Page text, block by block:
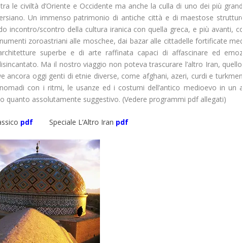
le civiltà d’Oriente e Occidente ma anche la culla di uno dei più
Un immenso patrimonio di antiche città e di maestose
incontro/scontro della cultura iranica con quella greca, e più avanti,
zoroastriani alle moschee, dai bazar alle cittadelle fortificate
superbe e di arte raffinata capaci di affascinare ed
Ma il nostro viaggio non poteva trascurare l’altro Iran,
ancora oggi genti di etnie diverse, come afghani, azeri, curdi e
con i ritmi, le usanze ed i costumi dell’antico medioevo in un
quanto assolutamente suggestivo. (Vedere programmi pdf allegati)
pdf Speciale L’Altro Iran pdf